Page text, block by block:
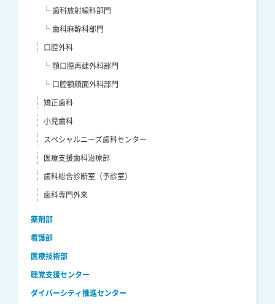
└ 歯科放射線科部門
└ 歯科麻酔科部門
口腔外科
└ 顎口腔再建外科部門
└ 口腔顎顔面外科部門
矯正歯科
小児歯科
スペシャルニーズ歯科センター
医療支援歯科治療部
歯科総合診断室（予診室）
歯科専門外来
薬剤部
看護部
医療技術部
聴覚支援センター
ダイバーシティ推進センター